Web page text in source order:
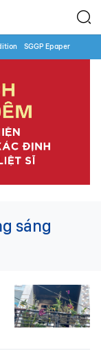
SGGP Epaper
sáng